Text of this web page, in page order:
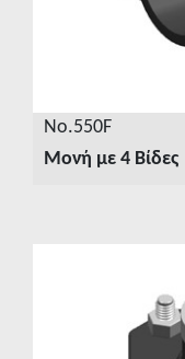
No.550F
Μονή με 4 Βίδες